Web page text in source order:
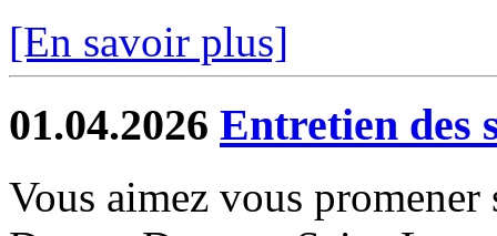
[En savoir plus]
01.04.2026 Entretien des
Vous aimez vous